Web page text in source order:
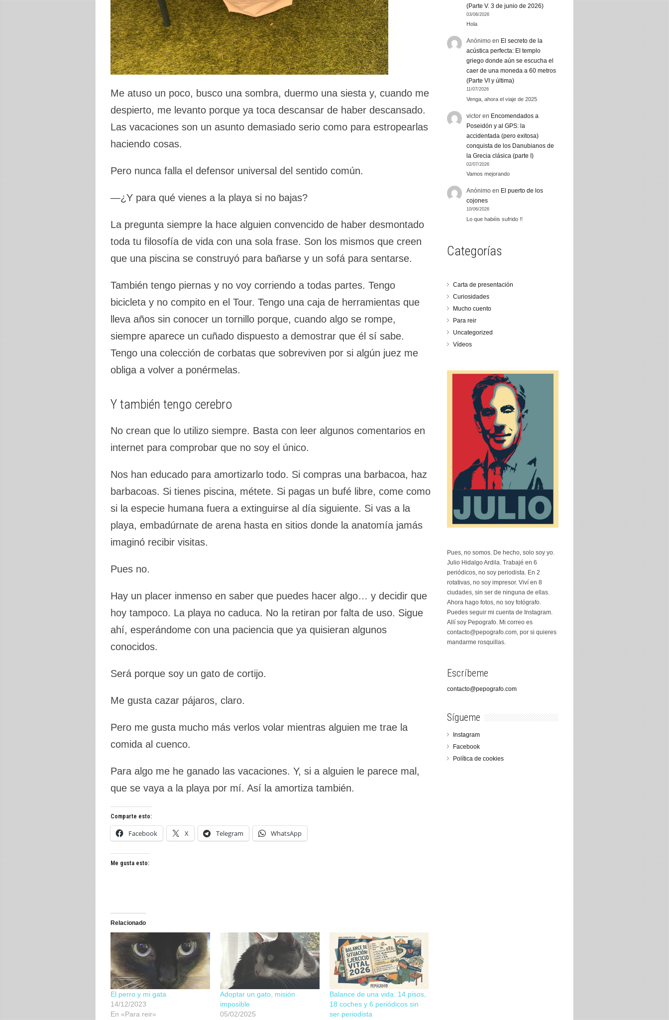
Me atuso un poco, busco una sombra, duermo una siesta y, cuando me
despierto, me levanto porque ya toca descansar de haber descansado.
Las vacaciones son un asunto demasiado serio como para estropearlas
haciendo cosas.
Pero nunca falla el defensor universal del sentido común.
—¿Y para qué vienes a la playa si no bajas?
La pregunta siempre la hace alguien convencido de haber desmontado
toda tu filosofía de vida con una sola frase. Son los mismos que creen
que una piscina se construyó para bañarse y un sofá para sentarse.
También tengo piernas y no voy corriendo a todas partes. Tengo
bicicleta y no compito en el Tour. Tengo una caja de herramientas que
lleva años sin conocer un tornillo porque, cuando algo se rompe,
siempre aparece un cuñado dispuesto a demostrar que él sí sabe.
Tengo una colección de corbatas que sobreviven por si algún juez me
obliga a volver a ponérmelas.
Y también tengo cerebro
No crean que lo utilizo siempre. Basta con leer algunos comentarios en
internet para comprobar que no soy el único.
Nos han educado para amortizarlo todo. Si compras una barbacoa, haz
barbacoas. Si tienes piscina, métete. Si pagas un bufé libre, come como
si la especie humana fuera a extinguirse al día siguiente. Si vas a la
playa, embadúrnate de arena hasta en sitios donde la anatomía jamás
imaginó recibir visitas.
Pues no.
Hay un placer inmenso en saber que puedes hacer algo… y decidir que
hoy tampoco. La playa no caduca. No la retiran por falta de uso. Sigue
ahí, esperándome con una paciencia que ya quisieran algunos
conocidos.
Será porque soy un gato de cortijo.
Me gusta cazar pájaros, claro.
Pero me gusta mucho más verlos volar mientras alguien me trae la
comida al cuenco.
Para algo me he ganado las vacaciones. Y, si a alguien le parece mal,
que se vaya a la playa por mí. Así la amortiza también.
Comparte esto:
Facebook X Telegram WhatsApp
Me gusta esto:
Relacionado
El perro y mi gata
14/12/2023
En «Para reir»
Adoptar un gato, misión
imposible
05/02/2025
Balance de una vida: 14 pisos,
18 coches y 6 periódicos sin
ser periodista
(Parte V. 3 de junio de 2026)
03/08/2026
Hola
Anónimo en El secreto de la
acústica perfecta: El templo
griego donde aún se escucha el
caer de una moneda a 60 metros
(Parte VI y última)
11/07/2026
Venga, ahora el viaje de 2025
victor en Encomendados a
Poseidón y al GPS: la
accidentada (pero exitosa)
conquista de los Danubianos de
la Grecia clásica (parte I)
02/07/2026
Vamos mejorando
Anónimo en El puerto de los
cojones
10/06/2026
Lo que habéis sufrido !!
Categorías
Carta de presentación
Curiosidades
Mucho cuento
Para reir
Uncategorized
Vídeos
Pues, no somos. De hecho, solo soy yo.
Julio Hidalgo Ardila. Trabajé en 6
periódicos, no soy periodista. En 2
rotativas, no soy impresor. Viví en 8
ciudades, sin ser de ninguna de ellas.
Ahora hago fotos, no soy fotógrafo.
Puedes seguir mi cuenta de Instagram.
Allí soy Pepografo. Mi correo es
contacto@pepografo.com, por si quieres
mandarme rosquillas.
Escríbeme
contacto@pepografo.com
Sígueme
Instagram
Facebook
Política de cookies